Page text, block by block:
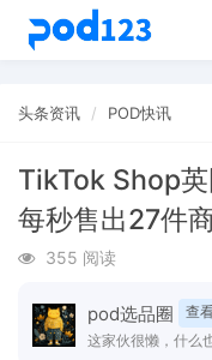
头条资讯 POD快讯
TikTok Shop英
每秒售出27件
355 阅读
pod选品圈
查
这家伙很懒，什么